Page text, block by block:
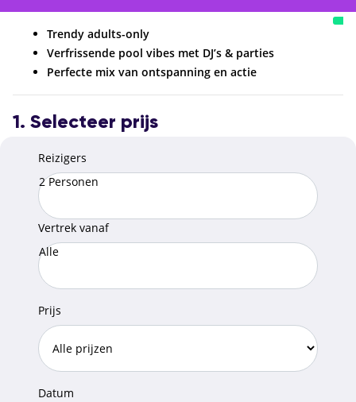
Trendy adults-only
Verfrissende pool vibes met DJ’s & parties
Perfecte mix van ontspanning en actie
1. Selecteer prijs
Reizigers
2 Personen
Vertrek vanaf
Alle
Prijs
Datum